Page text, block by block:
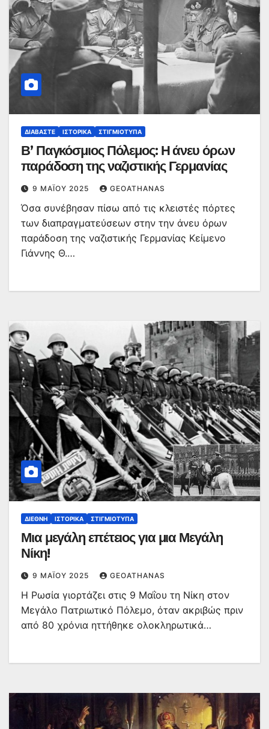
ΔΙΑΒΆΣΤΕ ΙΣΤΟΡΙΚΆ ΣΤΙΓΜΙΌΤΥΠΑ
Β’ Παγκόσμιος Πόλεμος: Η άνευ όρων
παράδοση της ναζιστικής Γερμανίας
9 ΜΑΪ́ΟΥ 2025 GEOATHANAS
Όσα συνέβησαν πίσω από τις κλειστές πόρτες
των διαπραγματεύσεων στην την άνευ όρων
παράδοση της ναζιστικής Γερμανίας Κείμενο
Γιάννης Θ.…
ΔΙΕΘΝΉ ΙΣΤΟΡΙΚΆ ΣΤΙΓΜΙΌΤΥΠΑ
Μια μεγάλη επέτειος για μια Μεγάλη
Νίκη!
9 ΜΑΪ́ΟΥ 2025 GEOATHANAS
Η Ρωσία γιορτάζει στις 9 Μαΐου τη Νίκη στον
Μεγάλο Πατριωτικό Πόλεμο, όταν ακριβώς πριν
από 80 χρόνια ηττήθηκε ολοκληρωτικά…